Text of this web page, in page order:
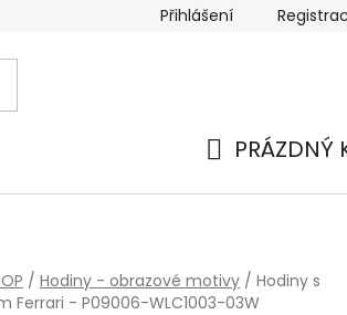
Přihlášení
PRÁZDNÝ
/ Hodiny - obrazové motivy / Hodiny s
Ferrari - P09006-WLC1003-03W